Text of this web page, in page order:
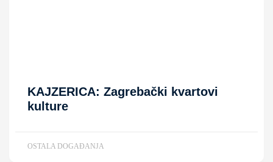
KAJZERICA: Zagrebački kvartovi
kulture
OSTALA DOGAĐANJA